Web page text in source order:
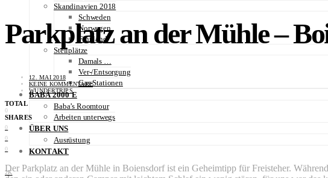
Skandinavien 2018
Schweden
Norwegen
Finnland
Stellplätze
Damals …
Ver-/Entsorgung
Gas-Stationen
BABA 2000 E
Baba’s Roomtour
Arbeiten unterwegs
ÜBER UNS
Ausrüstung
KONTAKT
2K
Parkplatz an der Mühle –
12. MAI 2018
KEINE KOMMENTARE
WUNDERTRIPS
TOTAL
0
SHARES
0
0
0
Der Parkplatz an der Mühle in Boiensdorf ist ein Geheimtipp für Freisteher.